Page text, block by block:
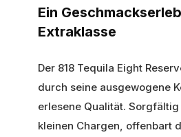
Ein
Extraklasse
Der 818 Tequila Eight
durch seine ausgewogene
erlesene Qualität.
kleinen Chargen, offenbart